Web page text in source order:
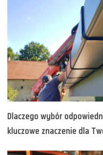
Dlaczego wybór
kluczowe znaczenie dla